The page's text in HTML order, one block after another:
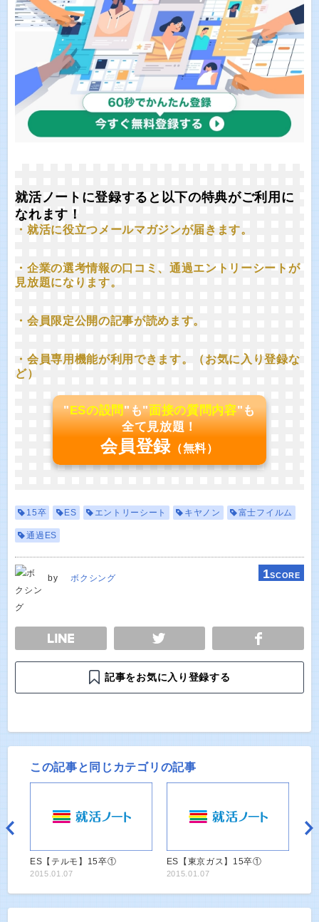
就活ノートに登録すると以下の特典がご利用に
なれます！
・就活に役立つメールマガジンが届きます。
・企業の選考情報の口コミ、通過エントリーシートが
見放題になります。
・会員限定公開の記事が読めます。
・会員専用機能が利用できます。（お気に入り登録な
ど）
"ESの設問"も"面接の質問内容"も
全て見放題！
会員登録 （無料）
15卒 ES エントリーシート キヤノン 富士フイルム
通過ES
by ボクシング 1SCORE
TWEET
記事をお気に入り登録する
この記事と同じカテゴリの記事
ES【テルモ】15卒①
2015.01.07
ES【東京ガス】15卒①
2015.01.07